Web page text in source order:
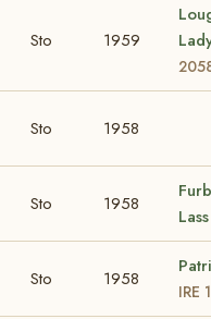
Sto 1959
Sto 1958
Sto 1958
Sto 1958
IRE